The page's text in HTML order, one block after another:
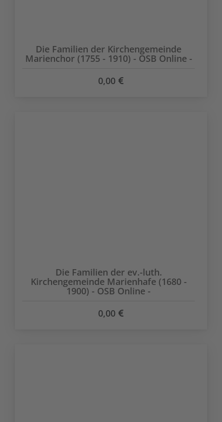
Die Familien der Kirchengemeinde
Marienchor (1755 - 1910) - OSB Online -
0,00
Die Familien der ev.-luth.
Kirchengemeinde Marienhafe (1680 -
1900) - OSB Online -
0,00